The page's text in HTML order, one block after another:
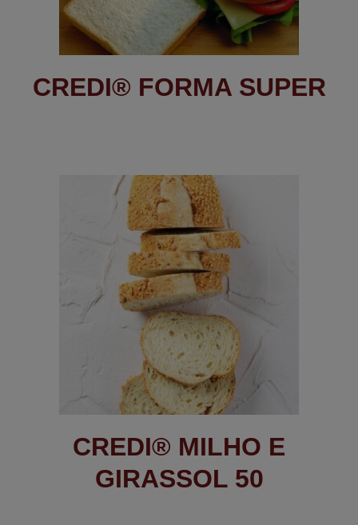
CREDI® FORMA SUPER
CREDI® MILHO E
GIRASSOL 50